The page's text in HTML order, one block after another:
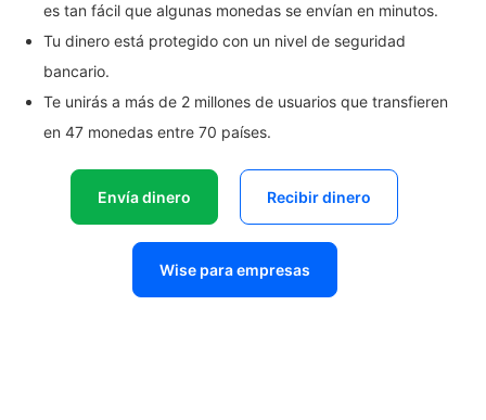
es tan fácil que algunas monedas se envían en minutos.
Tu dinero está protegido con un nivel de seguridad
bancario.
Te unirás a más de 2 millones de usuarios que transfieren
en 47 monedas entre 70 países.
Envía dinero Recibir dinero
Wise para empresas